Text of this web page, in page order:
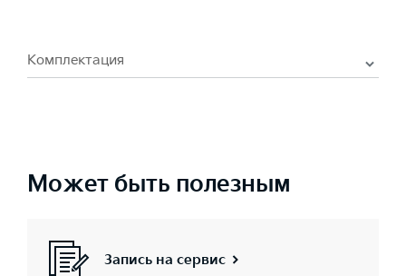
Комплектация
Может быть полезным
Запись на сервис